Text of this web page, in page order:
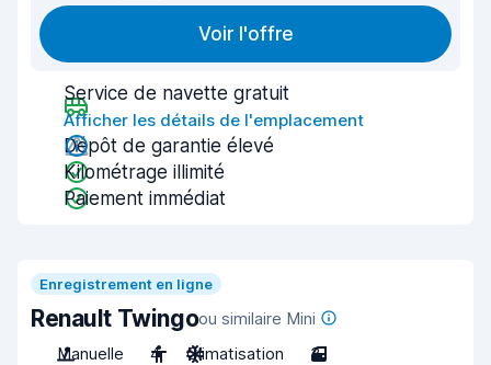
Voir l'offre
Service de navette gratuit
Afficher les détails de l'emplacement
Dépôt de garantie élevé
Kilométrage illimité
Paiement immédiat
Enregistrement en ligne
Renault Twingoou similaire Mini
Manuelle
4 Climatisation 3